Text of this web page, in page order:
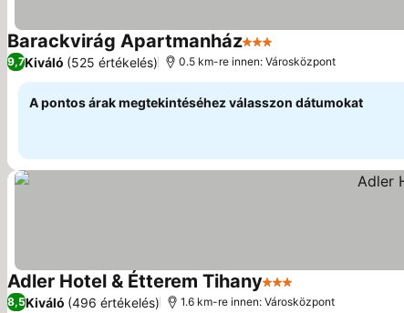
Barackvirág Apartmanház3 Kategória
9,7Kiváló (525 értékelés) 0.5 km-re innen: Városközpont
A pontos árak megtekintéséhez válasszon dátumokat
Adler Hotel & Étterem Tihany3 Kategória
8,5Kiváló (496 értékelés) 1.6 km-re innen: Városközpont